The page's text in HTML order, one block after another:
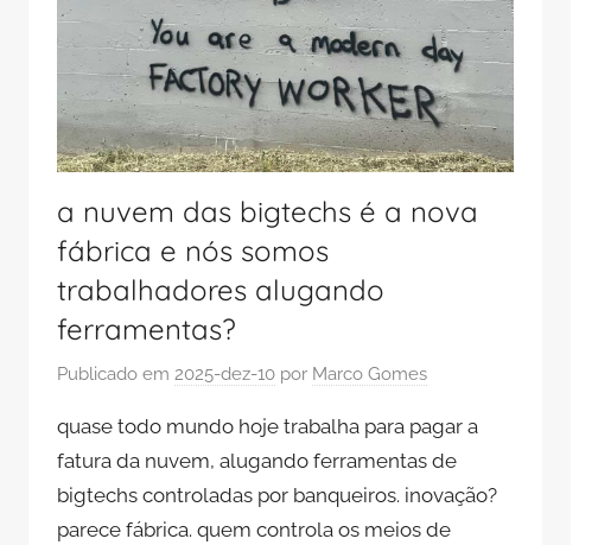
a nuvem das bigtechs é a nova
fábrica e nós somos
trabalhadores alugando
ferramentas?
Publicado em 2025-dez-10 por Marco Gomes
quase todo mundo hoje trabalha para pagar a
fatura da nuvem, alugando ferramentas de
bigtechs controladas por banqueiros. inovação?
parece fábrica. quem controla os meios de